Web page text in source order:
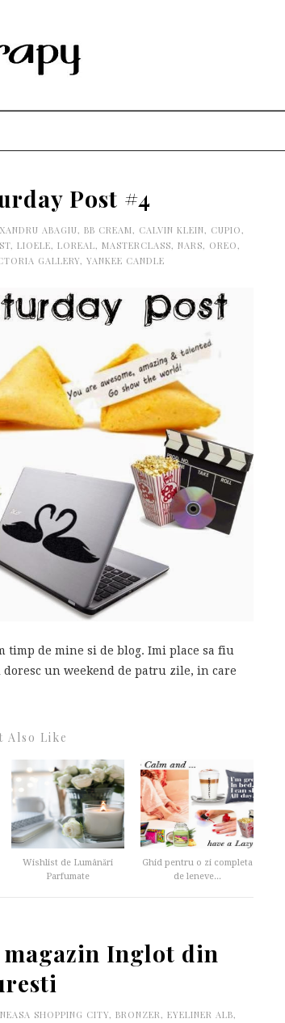
Post #4
ABAGIU, BB CREAM, CALVIN KLEIN, CUPIO,
, LIOELE, LOREAL, MASTERCLASS, NARS, OREO,
GALLERY, YANKEE CANDLE
timp de mine si de blog. Imi place sa fiu
un weekend de patru zile, in care
Also Like
Wishlist de Lumânări
Parfumate
Ghid pentru o zi completa
de leneve...
Inglot din
SHOPPING CITY, BRONZER, EYELINER ALB,